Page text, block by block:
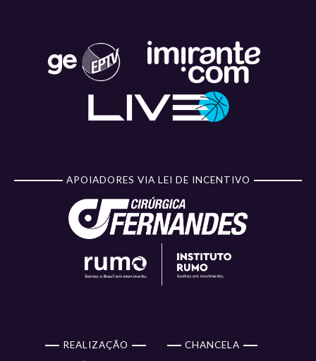
APOIADORES VIA LEI DE INCENTIVO
REALIZAÇÃO CHANCELA